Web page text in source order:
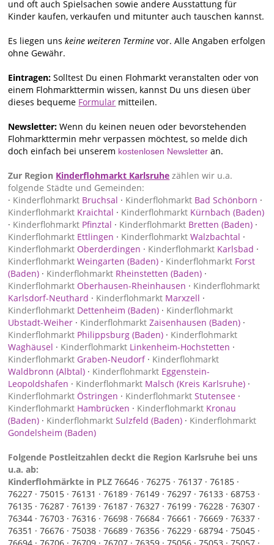
und oft auch Spielsachen sowie andere Ausstattung für
Kinder kaufen, verkaufen und mitunter auch tauschen kannst.
Es liegen unskeine weiteren Termine vor. Alle Angaben erfolgen
ohne Gewähr.
Eintragen:Solltest Du einen Flohmarkt veranstalten oder von
einem Flohmarkttermin wissen, kannst Du uns diesen über
dieses bequeme Formular mitteilen.
Newsletter: Wenn du keinen neuen oder bevorstehenden
Flohmarkttermin mehr verpassen möchtest, so melde dich
doch einfach bei unserem kostenlosen Newsletter an.
Zur Region Kinderflohmarkt Karlsruhe zählen wir u.a.
folgende Städte und Gemeinden:
· Kinderflohmarkt Bruchsal · Kinderflohmarkt Bad Schönborn ·
Kinderflohmarkt Kraichtal · Kinderflohmarkt Kürnbach (Baden)
· Kinderflohmarkt Pfinztal · Kinderflohmarkt Bretten (Baden) ·
Kinderflohmarkt Ettlingen · Kinderflohmarkt Walzbachtal ·
Kinderflohmarkt Oberderdingen · Kinderflohmarkt Karlsbad ·
Kinderflohmarkt Weingarten (Baden) · Kinderflohmarkt Forst
(Baden) · Kinderflohmarkt Rheinstetten (Baden) ·
Kinderflohmarkt Oberhausen-Rheinhausen · Kinderflohmarkt
Karlsdorf-Neuthard · Kinderflohmarkt Marxzell ·
Kinderflohmarkt Dettenheim (Baden) · Kinderflohmarkt
Ubstadt-Weiher · Kinderflohmarkt Zaisenhausen (Baden) ·
Kinderflohmarkt Philippsburg (Baden) · Kinderflohmarkt
Waghäusel · Kinderflohmarkt Linkenheim-Hochstetten ·
Kinderflohmarkt Graben-Neudorf· Kinderflohmarkt
Waldbronn (Albtal) · Kinderflohmarkt Eggenstein-
Leopoldshafen · Kinderflohmarkt Malsch (Kreis Karlsruhe) ·
Kinderflohmarkt Östringen · Kinderflohmarkt Stutensee ·
Kinderflohmarkt Hambrücken · Kinderflohmarkt Kronau
(Baden) · Kinderflohmarkt Sulzfeld (Baden) · Kinderflohmarkt
Gondelsheim (Baden)
Folgende Postleitzahlen deckt die Region Karlsruhe bei uns
u.a. ab:
Kinderflohmärkte in PLZ76646 ·76275 ·76137 ·76185 ·
76227 ·75015 ·76131 ·76189 ·76149 ·76297 ·76133 ·68753 ·
76135 ·76287 ·76139 ·76187 ·76327 ·76199 ·76228 ·76307 ·
76344 ·76703 ·76316 ·76698 ·76684 ·76661 ·76669 ·76337 ·
76351 ·76676 ·75038 ·76689 ·76356 ·76229 ·68794 ·75045 ·